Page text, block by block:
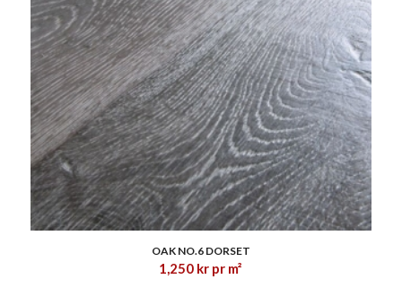
OAK NO.6 DORSET
1,250 kr pr m²